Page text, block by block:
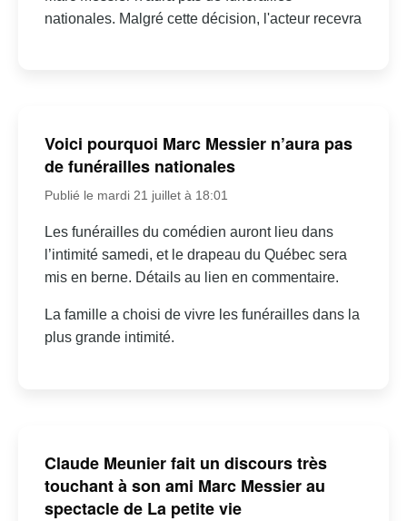
nationales. Malgré cette décision, l'acteur recevra
Voici pourquoi Marc Messier n’aura pas
de funérailles nationales
Publié le mardi 21 juillet à 18:01
Les funérailles du comédien auront lieu dans
l’intimité samedi, et le drapeau du Québec sera
mis en berne. Détails au lien en commentaire.
La famille a choisi de vivre les funérailles dans la
plus grande intimité.
Claude Meunier fait un discours très
touchant à son ami Marc Messier au
spectacle de La petite vie